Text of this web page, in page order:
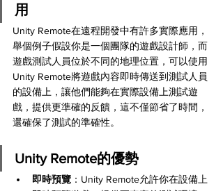
用
Unity Remote在遠程開發中有許多實際應用，
舉個例子假設你是一個團隊的遊戲設計師，而
遊戲測試人員位於不同的地理位置，可以使用
Unity Remote將遊戲內容即時傳送到測試人員
的設備上，讓他們能夠在實際設備上測試遊
戲，提供更準確的反饋，這不僅節省了時間，
還確保了測試的準確性。
Unity Remote的優勢
即時預覽 ：Unity Remote允許你在設備上